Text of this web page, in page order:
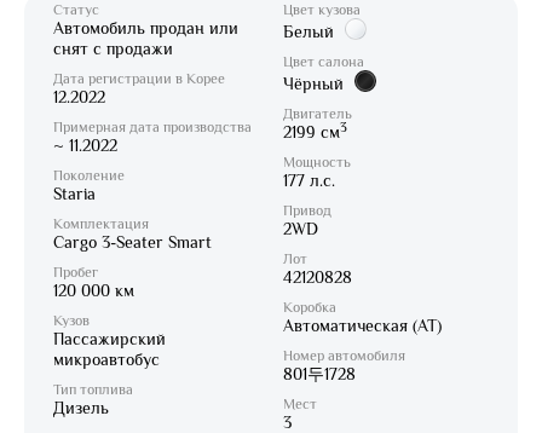
Статус
Автомобиль продан или
снят с продажи
Дата регистрации в Корее
12.2022
Примерная дата производства
~ 11.2022
Поколение
Staria
Комплектация
Cargo 3-Seater Smart
Пробег
120 000 км
Кузов
Пассажирский
микроавтобус
Тип топлива
Дизель
Цвет кузова
Белый
Цвет салона
Чёрный
Двигатель
2199 см3
Мощность
177 л.с.
Привод
2WD
Лот
42120828
Коробка
Автоматическая (AT)
Номер автомобиля
801두1728
Мест
3